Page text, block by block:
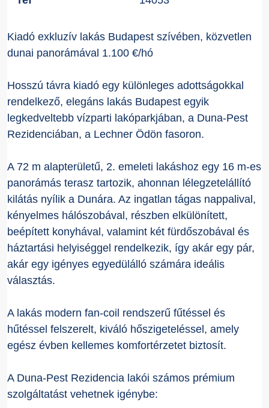
Kiadó exkluzív lakás Budapest szívében, közvetlen
dunai panorámával 1.100 €/hó
Hosszú távra kiadó egy különleges adottságokkal
rendelkező, elegáns lakás Budapest egyik
legkedveltebb vízparti lakóparkjában, a Duna-Pest
Rezidenciában, a Lechner Ödön fasoron.
A 72 m alapterületű, 2. emeleti lakáshoz egy 16 m-es
panorámás terasz tartozik, ahonnan lélegzetelállító
kilátás nyílik a Dunára. Az ingatlan tágas nappalival,
kényelmes hálószobával, részben elkülönített,
beépített konyhával, valamint két fürdőszobával és
háztartási helyiséggel rendelkezik, így akár egy pár,
akár egy igényes egyedülálló számára ideális
választás.
A lakás modern fan-coil rendszerű fűtéssel és
hűtéssel felszerelt, kiváló hőszigeteléssel, amely
egész évben kellemes komfortérzetet biztosít.
A Duna-Pest Rezidencia lakói számos prémium
szolgáltatást vehetnek igénybe: